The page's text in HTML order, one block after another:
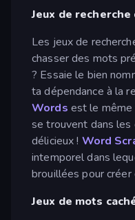
Jeux de recherche
Les jeux de
chasser des mots
? Essaie le bien
ta dépendance à la
Words est le
se trouvent dans les
délicieux ! Word
intemporel dans
brouillées pour créer
Jeux de mots